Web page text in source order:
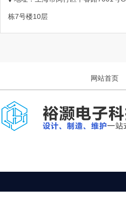
栋7号楼10层
网站首页